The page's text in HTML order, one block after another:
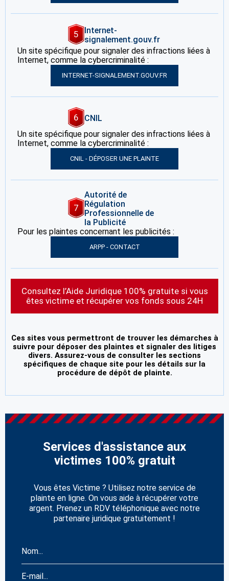
5
Internet-
signalement.gouv.fr
Un site spécifique pour signaler des infractions liées à
Internet, comme la cybercriminalité :
INTERNET-SIGNALEMENT.GOUV.FR
6
CNIL
Un site spécifique pour signaler des infractions liées à
Internet, comme la cybercriminalité :
CNIL - DÉPOSER UNE PLAINTE
7
Autorité de
Régulation
Professionnelle de
la Publicité
Pour les plaintes concernant les publicités :
ARPP - CONTACT
Consultez l’Aide Juridique 100% gratuite si vous
êtes victime et récupérer vos fonds sous 24H
Ces sites vous permettront de trouver les démarches à
suivre pour déposer des plaintes et signaler des litiges
divers. Assurez-vous de consulter les sections
spécifiques de chaque site pour les détails sur la
procédure de dépôt de plainte.
Services d'assistance aux
victimes 100% gratuit
Vous êtes Victime ? Utilisez notre service de
plainte en ligne. On vous aide à récupérer votre
argent. Prenez un RDV téléphonique avec notre
partenaire juridique gratuitement !